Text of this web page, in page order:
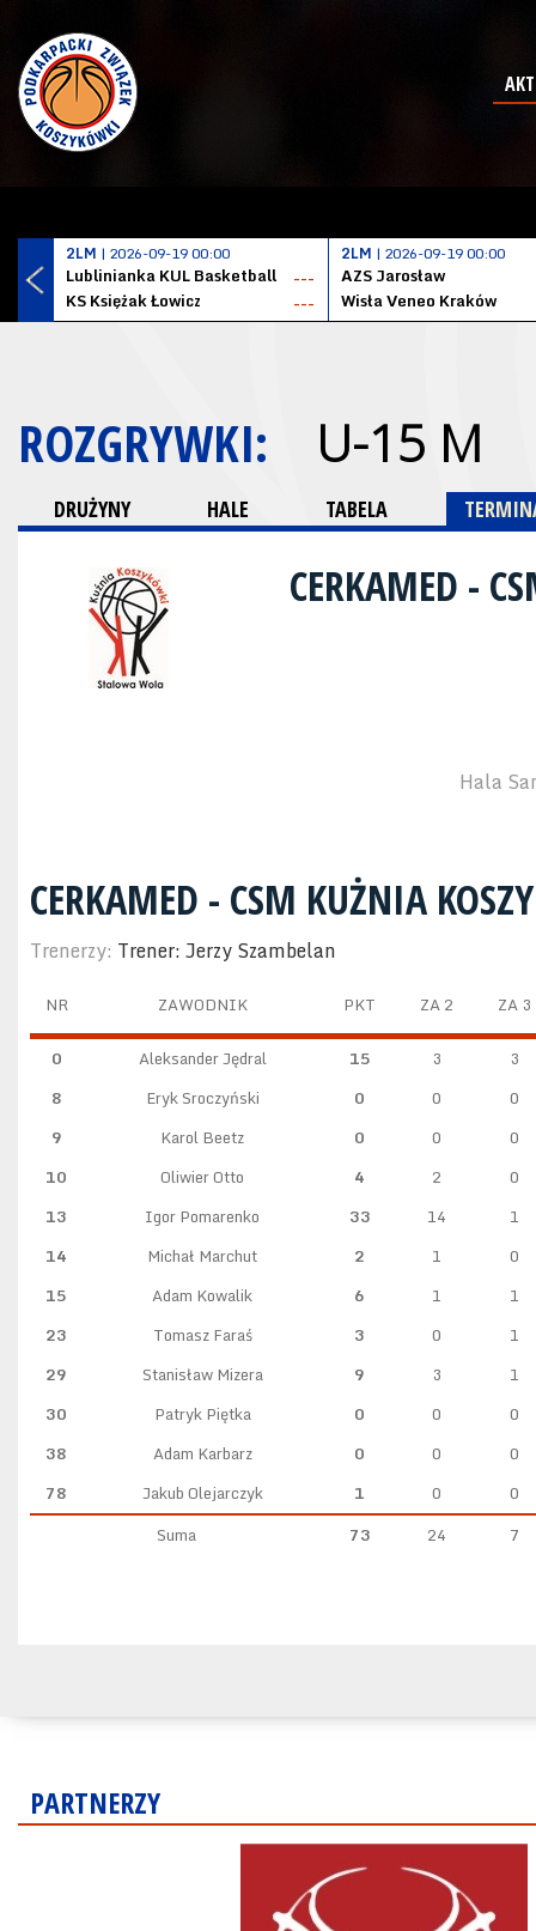
2LM | 2026-09-19 00:00
Lublinianka KUL Basketball
---
KS Księżak Łowicz
---
2LM | 2026-09-19 00:00
AZS Jarosław
Wisła Veneo Kraków
ROZGRYWKI: U-15 M
DRUŻYNY HALE TABELA
CERKAMED -
Hala
CERKAMED - CSM KUŻNIA
Trenerzy: Trener: Jerzy Szambelan
NR ZAWODNIK PKT ZA 2 ZA 3
0 Aleksander Jędral 15 3
3
8
Eryk Sroczyński 0 0
0
9
Karol Beetz 0 0
0
10
Oliwier Otto 4 2
0
13
Igor Pomarenko 33 14
1
14
Michał Marchut 2 1
0
15
Adam Kowalik 6 1
1
23
Tomasz Faraś 3 0
1
29
Stanisław Mizera 9 3
1
30
Patryk Piętka 0 0
0
38
Adam Karbarz 0 0
0
78
Jakub Olejarczyk 1 0
0
Suma
73 24 7
PARTNERZY